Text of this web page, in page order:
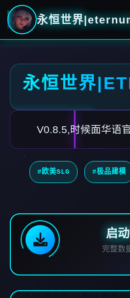
永恒世界
永恒世界
V0.8.5,时候面华语
#欧美SLG #极品建模
启
完整数